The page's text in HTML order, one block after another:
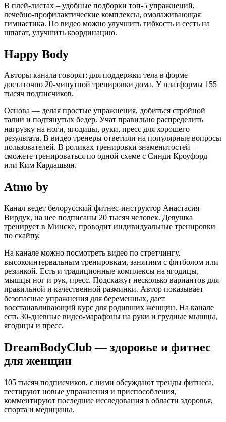
В плей-листах – удобные подборки топ-5 упражнений,
лечебно-профилактические комплексы, омолаживающая
гимнастика. По видео можно улучшить гибкость и сесть на
шпагат, улучшить координацию.
Happy Body
Авторы канала говорят: для поддержки тела в форме
достаточно 20-минутной тренировки дома. У платформы 155
тысяч подписчиков.
Основа — делая простые упражнения, добиться стройной
талии и подтянутых бедер. Учат правильно распределить
нагрузку на ноги, ягодицы, руки, пресс для хорошего
результата. В видео тренеры ответили на популярные вопросы
пользователей. В роликах тренировки знаменитостей –
сможете тренироваться по одной схеме с Синди Кроуфорд
или Ким Кардашьян.
Аtmo by
Канал ведет белорусский фитнес-инструктор Анастасия
Вирдук, на нее подписаны 20 тысяч человек. Девушка
тренирует в Минске, проводит индивидуальные тренировки
по скайпу.
На канале можно посмотреть видео по стретчингу,
высокоинтервальным тренировкам, занятиям с фитболом или
резинкой. Есть и традиционные комплексы на ягодицы,
мышцы ног и рук, пресс. Подскажут несколько вариантов для
правильной и качественной разминки. Автор показывает
безопасные упражнения для беременных, дает
восстанавливающий курс для родивших женщин. На канале
есть 30-дневные видео-марафоны на руки и грудные мышцы,
ягодицы и пресс.
DreamBodyClub — здоровье и фитнес
для женщин
105 тысяч подписчиков, с ними обсуждают тренды фитнеса,
тестируют новые упражнения и приспособления,
комментируют последние исследования в области здоровья,
спорта и медицины.